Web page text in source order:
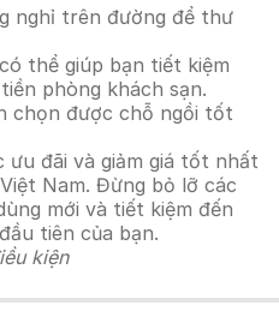
nghỉ trên đường để thư
thể giúp bạn tiết kiệm
phòng khách sạn.
chọn được chỗ ngồi tốt
ưu đãi và giảm giá tốt nhất
Nam. Đừng bỏ lỡ các
mới và tiết kiệm đến
tiên của bạn.
kiện